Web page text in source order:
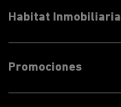
Promociones
Habitat Inmobiliaria